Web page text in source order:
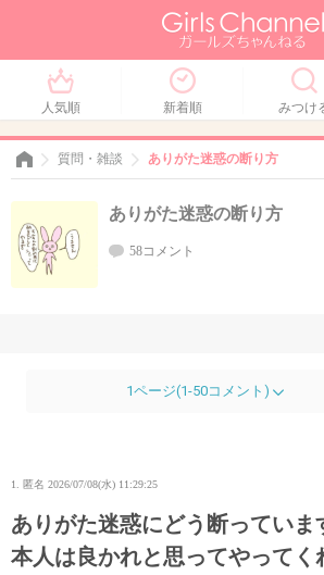
人気順 新着順 みつけ
質問・雑談 ありがた迷惑の断り方
ありがた迷惑の断り方
58コメント
1ページ(1-50コメント)
1. 匿名 2026/07/08(水) 11:29:25
ありがた迷惑にどう断っていま
本人は良かれと思ってやってく